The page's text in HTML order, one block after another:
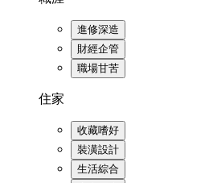
進修深造
財經企管
職場甘苦
住家
收藏嗜好
裝潢設計
生活綜合